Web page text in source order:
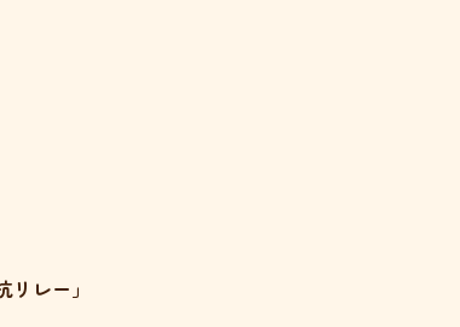
レー」